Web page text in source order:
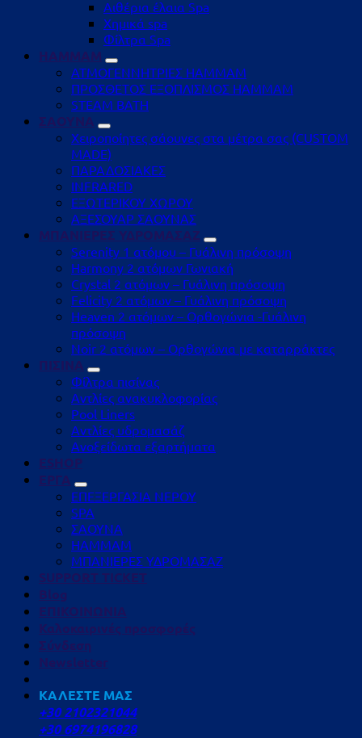
Αιθέρια έλαια Spa
Χημικά spa
Φίλτρα Spa
HAMMAM
ΑΤΜΟΓΕΝΝΗΤΡΙΕΣ HAMMAM
ΠΡΟΣΘΕΤΟΣ ΕΞΟΠΛΙΣΜΟΣ HAMMAM
STEAM BATH
ΣΑΟΥΝΑ
Χειροποίητες σάουνες στα μέτρα σας (CUSTOM
MADE)
ΠΑΡΑΔΟΣΙΑΚΕΣ
INFRARED
ΕΞΩΤΕΡΙΚΟΥ ΧΩΡΟΥ
ΑΞΕΣΟΥΑΡ ΣΑΟΥΝΑΣ
ΜΠΑΝΙΕΡΕΣ ΥΔΡΟΜΑΣΑΖ
Serenity 1 ατόμου – Γυάλινη πρόσοψη
Harmony 2 ατόμων Γωνιακή
Crystal 2 ατόμων – Γυάλινη πρόσοψη
Felicity 2 ατόμων – Γυάλινη πρόσοψη
Heaven 2 ατόμων – Ορθογώνια -Γυάλινη
πρόσοψη
Noir 2 ατόμων – Ορθογώνια με καταρράκτες
ΠΙΣΙΝΑ
Φίλτρα πισίνας
Αντλίες ανακυκλοφορίας
Pool Liners
Αντλίες υδρομασάζ
Ανοξείδωτα εξαρτήματα
ESHOP
ΕΡΓΑ
ΕΠΕΞΕΡΓΑΣΙΑ ΝΕΡΟΥ
SPA
ΣΑΟΥΝΑ
HAMMAM
ΜΠΑΝΙΕΡΕΣ ΥΔΡΟΜΑΣΑΖ
SUPPORT TICKET
Blog
ΕΠΙΚΟΙΝΩΝΙΑ
Καλοκαιρινές προσφορές
Σύνδεση
Newsletter
ΚΑΛΕΣΤΕ ΜΑΣ
+30 2102321044
+30 6974196828